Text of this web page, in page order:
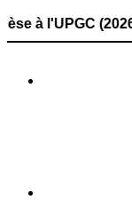
à l'UPGC